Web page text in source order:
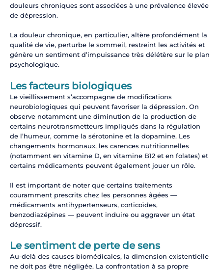
douleurs chroniques sont associées à une prévalence élevée
de dépression.
La douleur chronique, en particulier, altère profondément la
qualité de vie, perturbe le sommeil, restreint les activités et
génère un sentiment d’impuissance très délétère sur le plan
psychologique.
Les facteurs biologiques
Le vieillissement s’accompagne de modifications
neurobiologiques qui peuvent favoriser la dépression. On
observe notamment une diminution de la production de
certains neurotransmetteurs impliqués dans la régulation
de l’humeur, comme la sérotonine et la dopamine. Les
changements hormonaux, les carences nutritionnelles
(notamment en vitamine D, en vitamine B12 et en folates) et
certains médicaments peuvent également jouer un rôle.
Il est important de noter que certains traitements
couramment prescrits chez les personnes âgées —
médicaments antihypertenseurs, corticoïdes,
benzodiazépines — peuvent induire ou aggraver un état
dépressif.
Le sentiment de perte de sens
Au-delà des causes biomédicales, la dimension existentielle
ne doit pas être négligée. La confrontation à sa propre